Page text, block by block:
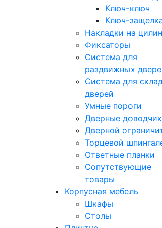
Ключ-ключ
Ключ-
Накладки на
Фиксаторы
Система для
раздвижных
Система для
дверей
Умные пороги
Дверные
Дверной
Торцевой
Ответные планки
Сопутствующие
товары
Корпусная мебель
Шкафы
Столы